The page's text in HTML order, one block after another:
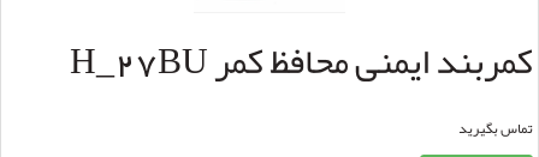
کمربند ایمنی محافظ کمر H_27BU
تماس بگیرید